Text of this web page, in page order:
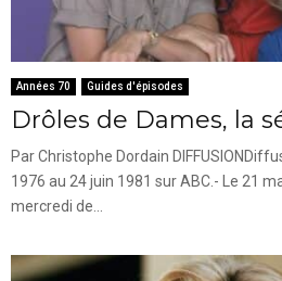
Années 70 Guides d'épisodes
Drôles de Dames, la
Par Christophe Dordain
1976 au 24 juin 1981 sur ABC.- Le 21
mercredi de...